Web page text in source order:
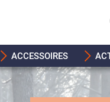
ACCESSOIRES